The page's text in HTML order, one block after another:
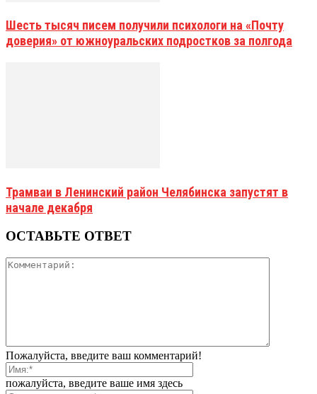
Шесть тысяч писем получили психологи на «Почту
доверия» от южноуральских подростков за полгода
Трамваи в Ленинский район Челябинска запустят в
начале декабря
ОСТАВЬТЕ ОТВЕТ
Пожалуйста, введите ваш комментарий!
пожалуйста, введите ваше имя здесь